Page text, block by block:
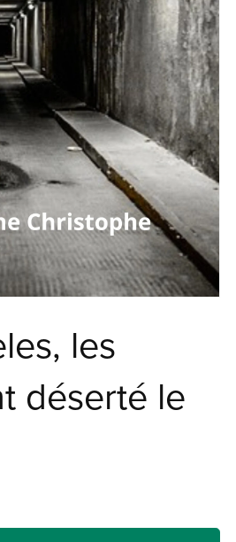
les
déserté le